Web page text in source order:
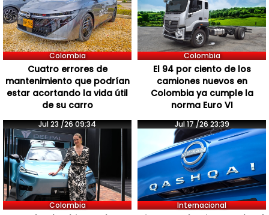
Colombia
Cuatro errores de
mantenimiento que podrían
estar acortando la vida útil
de su carro
Colombia
El 94 por ciento de los
camiones nuevos en
Colombia ya cumple la
norma Euro VI
Jul 23 /26 09:34
Colombia
Jul 17 /26 23:39
Internacional